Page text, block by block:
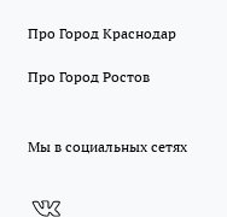
Про Город Краснодар
Про Город Ростов
Мы в социальных сетях